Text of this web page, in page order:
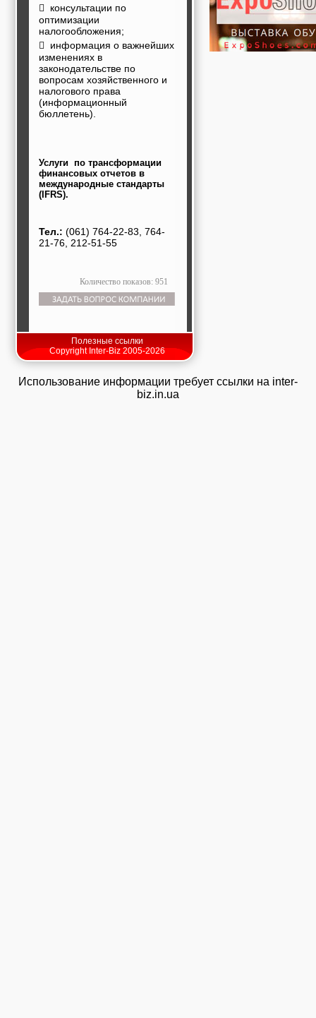
 консультации по
оптимизации
налогообложения;
 информация о важнейших
изменениях в
законодательстве по
вопросам хозяйственного и
налогового права
(информационный
бюллетень).
Услуги по трансформации
финансовых отчетов в
международные стандарты
(IFRS).
Тел.: (061) 764-22-83, 764-
21-76, 212-51-55
Количество показов: 951
Полезные ссылки
Copyright Inter-Biz 2005-2026
Использование информации требует ссылки на inter-
biz.in.ua